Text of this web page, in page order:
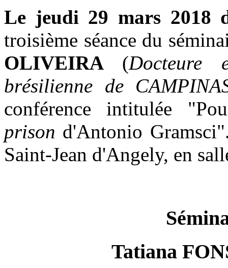
Le jeudi 29 mars 2018
troisième séance du
OLIVEIRA (Docteure
brésilienne de
conférence intitulée
prison d'Antonio
Saint-Jean d'Angely, en
Tatiana